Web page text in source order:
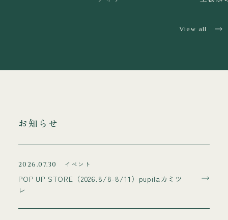
View all
お知らせ
2026.07.30 イベント
POP UP STORE（2026.8/8-8/11）pupilaカミツ
レ